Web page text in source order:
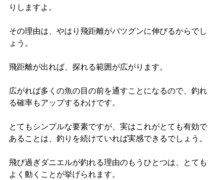
りしますよ。
その理由は、やはり飛距離がバツグンに伸びるからでし
ょう。
飛距離が出れば、探れる範囲が広がります。
広がれば多くの魚の目の前を通すことになるので、釣れ
る確率もアップするわけです。
とてもシンプルな要素ですが、実はこれがとても有効で
あることは、釣りを続けていれば実感できるでしょう。
飛び過ぎダニエルが釣れる理由のもうひとつは、とても
よく動くことが挙げられます。